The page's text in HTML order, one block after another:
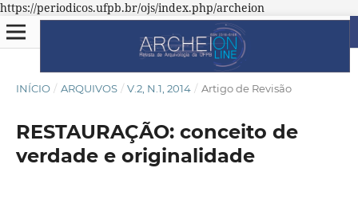
https://periodicos.ufpb.br/ojs/index.php/archeion
INÍCIO / ARQUIVOS / V.2, N.1, 2014 / Artigo de Revisão
RESTAURAÇÃO: conceito de
verdade e originalidade